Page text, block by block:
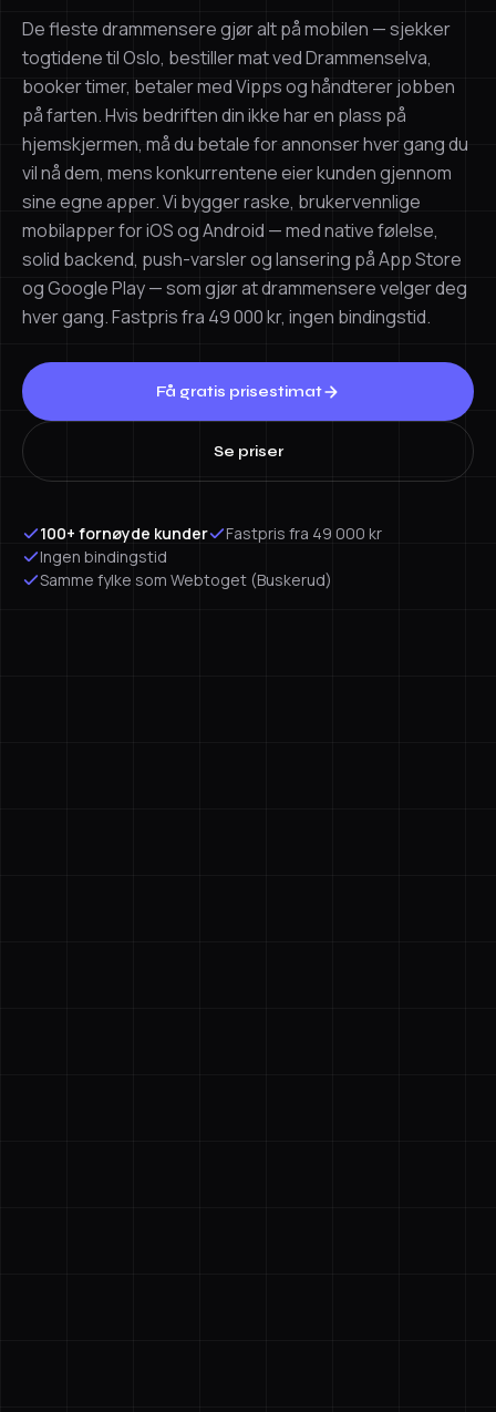
De fleste drammensere gjør alt på mobilen — sjekker
togtidene til Oslo, bestiller mat ved Drammenselva,
booker timer, betaler med Vipps og håndterer jobben
på farten. Hvis bedriften din ikke har en plass på
hjemskjermen, må du betale for annonser hver gang du
vil nå dem, mens konkurrentene eier kunden gjennom
sine egne apper. Vi bygger raske, brukervennlige
mobilapper for iOS og Android — med native følelse,
solid backend, push-varsler og lansering på App Store
og Google Play — som gjør at drammensere velger deg
hver gang. Fastpris fra 49 000 kr, ingen bindingstid.
Få gratis prisestimat
Se priser
100+ fornøyde kunder
Fastpris fra 49 000 kr
Ingen bindingstid
Samme fylke som Webtoget (Buskerud)